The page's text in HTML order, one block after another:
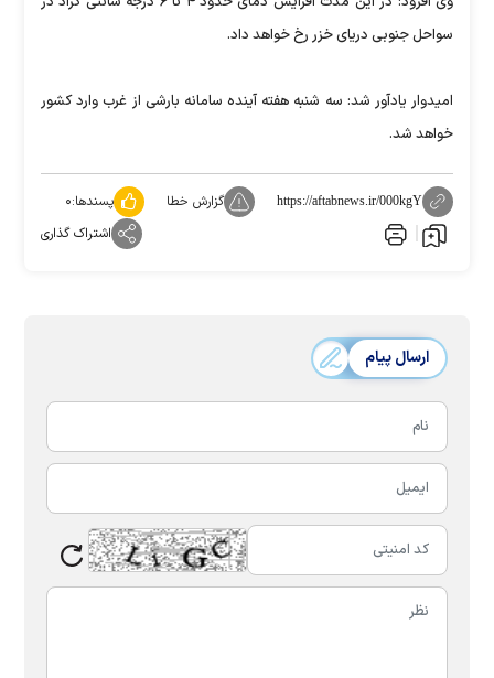
سواحل جنوبی دریای خزر رخ خواهد داد.
امیدوار یادآور شد: سه شنبه هفته آینده سامانه بارشی از غرب وارد کشور
خواهد شد.
https://aftabnews.ir/000kgY گزارش خطا پسندها:۰
اشتراک گذاری
ارسال پیام